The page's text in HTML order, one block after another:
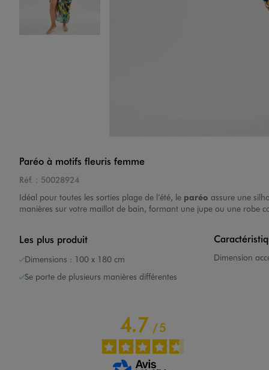
Paréo à motifs fleuris femme
Réf. : 50028924
Idéal pour toutes les sorties plage de l’été, le paréo assure une
manières sur votre maillot de bain, formant une jupe ou une robe
Les plus produit
Dimensions : 100 x 180 cm
Se porte de plusieurs manières différentes
Dimension
4.7/5